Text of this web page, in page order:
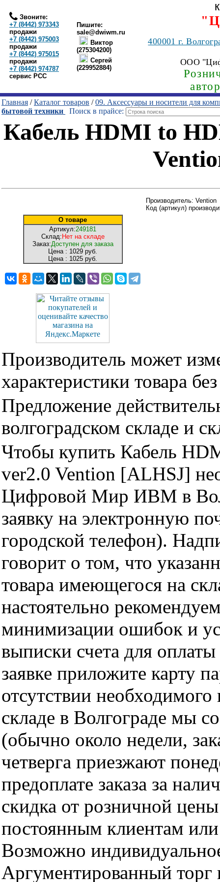
Звоните:
+7 (8442) 973343
продажи
+7 (8442) 975003
продажи
+7 (8442) 975015
продажи
+7 (8442) 974787
сервис РСС
Пишите:
sale@dwiwm.ru
Виктор
(275304200)
Сергей
(229952884)
400001г.
ООО
Главная /Каталог товаров /09. Аксессуары и носители для
бытовой техники
Поиск в прайсе:
Кабель HDMI to
О товаре
Артикул:249181
Склад: Нет на складе
Заказ:Доступен для заказа
Цена : 1029 руб.
Цена : 1025 руб.
Производитель: Vention
Код (артикул)
Производитель может
характеристики товара
Предложение
волгоградском складе и
Чтобы купить Кабель
ver2.0 Vention [ALHSJ]
Цифровой Мир ИВМ в
заявку на электронную
городской телефон).
говорит о том, что
товара имеющегося на
настоятельно
минимизации ошибок и
выписки счета для
заявке приложите карту
отсутствии
складе в Волгограде мы
(обычно около недели,
четверга приезжают
предоплате заказа за
скидка от розничной
постоянным клиентам
Возможно
Аргументированный торг